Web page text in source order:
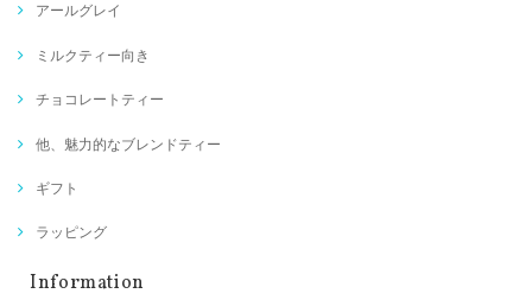
アールグレイ
ミルクティー向き
チョコレートティー
他、魅力的なブレンドティー
ギフト
ラッピング
Information